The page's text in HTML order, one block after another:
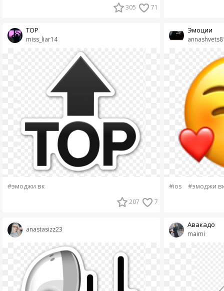
305 71
miss_liar14
TOP
#эмоджи вк
207 7
anastasizz23
Эмоции
#ios #эмоджи
maimi
Авакадо